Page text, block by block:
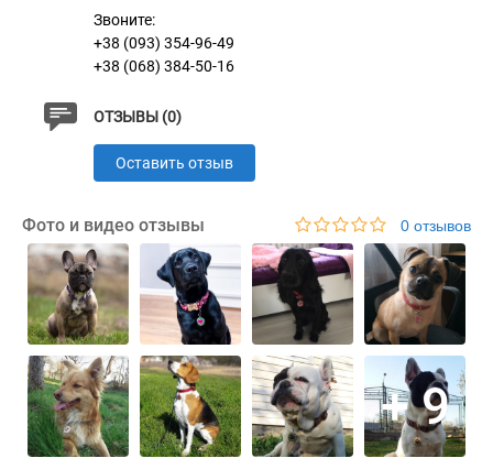
Звоните:
+38 (093) 354-96-49
+38 (068) 384-50-16
ОТЗЫВЫ (0)
Оставить отзыв
Фото и видео отзывы 0 отзывов
+ 9
представленного на стенде.
Характеристики
Латунь с Никелевым Покрытием и